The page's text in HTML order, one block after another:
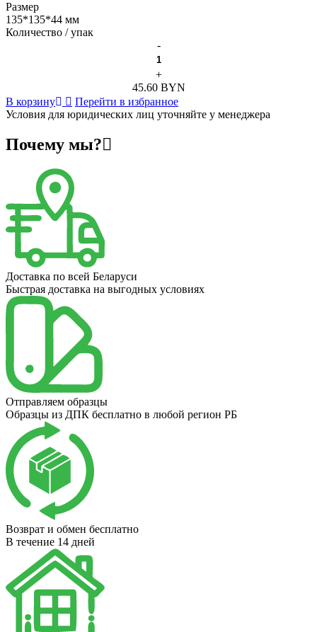
Размер
135*135*44 мм
Количество / упак
-
+
45.60 BYN
В корзину
Перейти в избранное
Условия для юридических лиц уточняйте у менеджера
Почему мы?
Доставка по всей Беларуси
Быстрая доставка на выгодных условиях
Отправляем образцы
Образцы из ДПК бесплатно в любой регион РБ
Возврат и обмен бесплатно
В течение 14 дней